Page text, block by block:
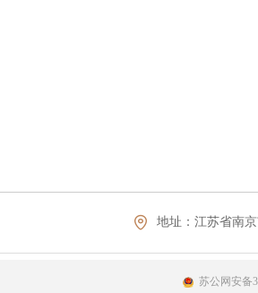
地址： 江苏省南
苏公网安备